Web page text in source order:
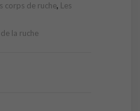
corps de ruche, Les
la ruche